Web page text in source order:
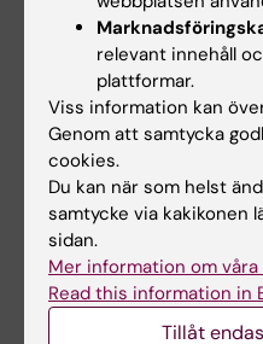
2021;4(3):e211129
Association of
Risk Factor Target
Secondary
Infarction
Ohm J; Skoglund PH;
Hambraeus K;
ARTICLE:EUROPEAN
PREVENTIVE
relevant innehåll
plattformar.
Viss information kan
Genom att samtycka
cookies.
Du kan när som helst
samtycke via kakikonen
sidan.
Mer information om våra
Read this information in
Tillåt